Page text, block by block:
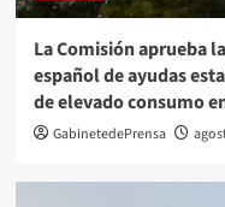
La Comisión aprueba
español de ayudas
de elevado consumo
GabinetedePrensa